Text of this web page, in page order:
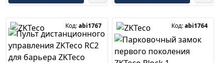
Код:abi1767 Код:abi1764